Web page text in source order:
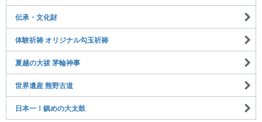
伝承・文化財
体験祈祷 オリジナル勾玉祈祷
夏越の大祓 茅輪神事
世界遺産 熊野古道
日本一！鎮めの大太鼓